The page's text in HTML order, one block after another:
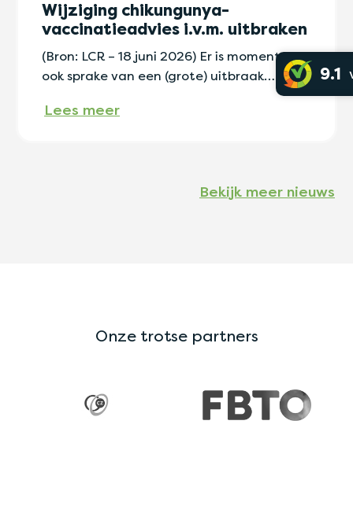
Wijziging chikungunya-
vaccinatieadvies i.v.m. uitbraken
(Bron: LCR – 18 juni 2026) Er is momenteel
ook sprake van een (grote) uitbraak…
Lees meer
Bekijk meer nieuws
Onze trotse partners
9.1